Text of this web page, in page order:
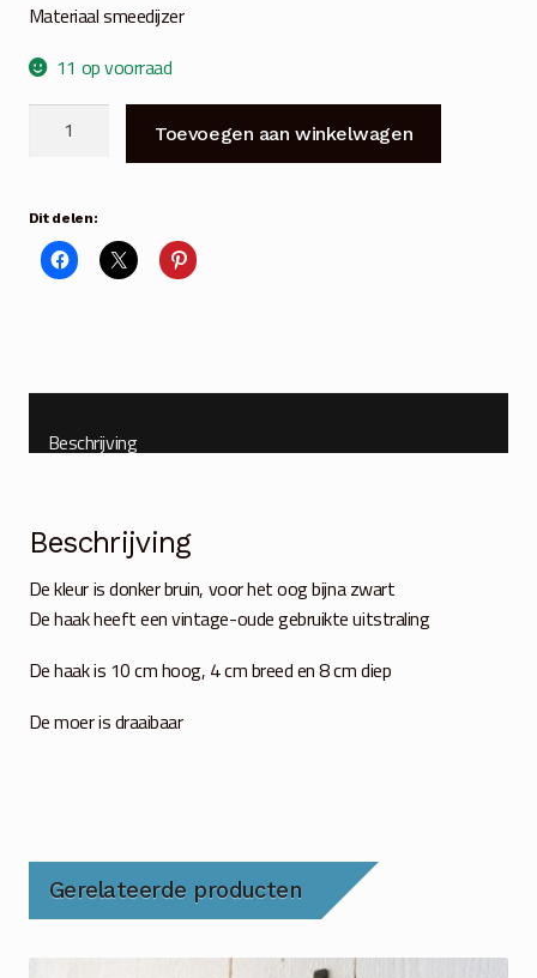
Materiaal smeedijzer
11 op voorraad
aantal
Toevoegen aan winkelwagen
Dit delen:
Beschrijving
Beschrijving
De kleur is donker bruin, voor het oog bijna zwart
De haak heeft een vintage-oude gebruikte uitstraling
De haak is 10 cm hoog, 4 cm breed en 8 cm diep
De moer is draaibaar
Gerelateerde producten